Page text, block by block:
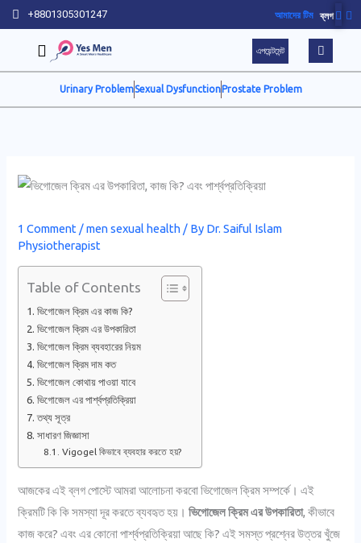
Skip
to
content
+8801305301247 আমাদের টিম ব্লগ
এপয়েন্টমেন্ট
Urinary ProblemSexual Dysfunction Prostate Problem
1 Comment /men sexual health / By Dr. Saiful Islam
Physiotherapist
Table of Contents
ভিগোজেল ক্রিম এর কাজ কি?
ভিগোজেল ক্রিম এর উপকারিতা
ভিগোজেল ক্রিম ব্যবহারের নিয়ম
ভিগোজেল ক্রিম দাম কত
ভিগোজেল কোথায় পাওয়া যাবে
ভিগোজেল এর পার্শ্বপ্রতিক্রিয়া
তথ্য সূত্র
সাধারণ জিজ্ঞাসা
Vigogel কিভাবে ব্যবহার করতে হয়?
আজকের এই ব্লগ পোস্টে আমরা আলোচনা করবো ভিগোজেল ক্রিম সম্পর্কে। এই
ক্রিমটি কি কি সমস্যা দূর করতে ব্যবহৃত হয়।ভিগোজেল ক্রিম এর উপকারিতা, কীভাবে
কাজ করে? এবং এর কোনো পার্শ্বপ্রতিক্রিয়া আছে কি? এই সমস্ত প্রশ্নের উত্তর খুঁজে